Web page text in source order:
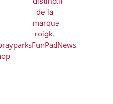
FunPadNews